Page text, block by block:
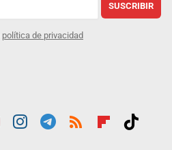
SUSCRIBIR
política de privacidad